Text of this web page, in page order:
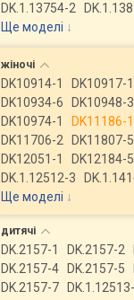
DK.1.13754-2
Ще моделі ↓
жіночі
DK10914-1 DK10917-1
DK10934-6
DK10948-3
DK10974-1
DK11186-1
DK11706-2
DK11807-5
DK12051-1
DK12184-5
DK.1.12512-3
Ще моделі ↓
дитячі
DK.2157-1 DK.2157-2
DK.2157-4
DK.2157-5
DK.2157-7